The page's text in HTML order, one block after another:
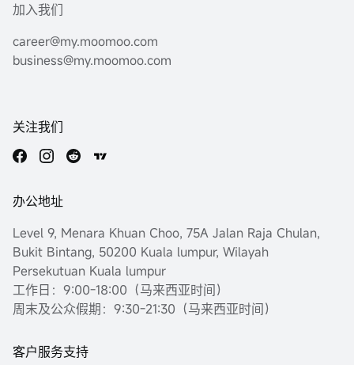
加入我们
career@my.moomoo.com
business@my.moomoo.com
关注我们
办公地址
Level 9, Menara Khuan Choo, 75A Jalan Raja Chulan,
Bukit Bintang, 50200 Kuala lumpur, Wilayah
Persekutuan Kuala lumpur
工作日：9:00-18:00（马来西亚时间）
周末及公众假期：9:30-21:30（马来西亚时间）
客户服务支持